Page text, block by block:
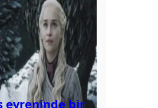
evreninde bir